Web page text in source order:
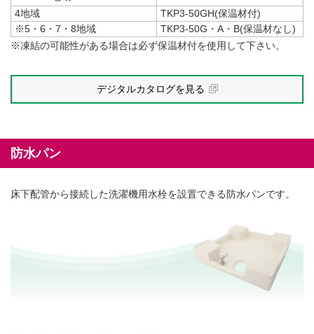
4地域
TKP3-50GH(保温材付)
※5・6・7・8地域
TKP3-50G・A・B(保温材なし)
※凍結の可能性がある場合は必ず保温材付を使用して下さい。
デジタルカタログを見る
防水パン
床下配管から接続した洗濯機用水栓を設置できる防水パンです。